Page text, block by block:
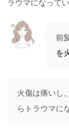
ラウマになって
前
を
火傷は痛いし
らトラウマに